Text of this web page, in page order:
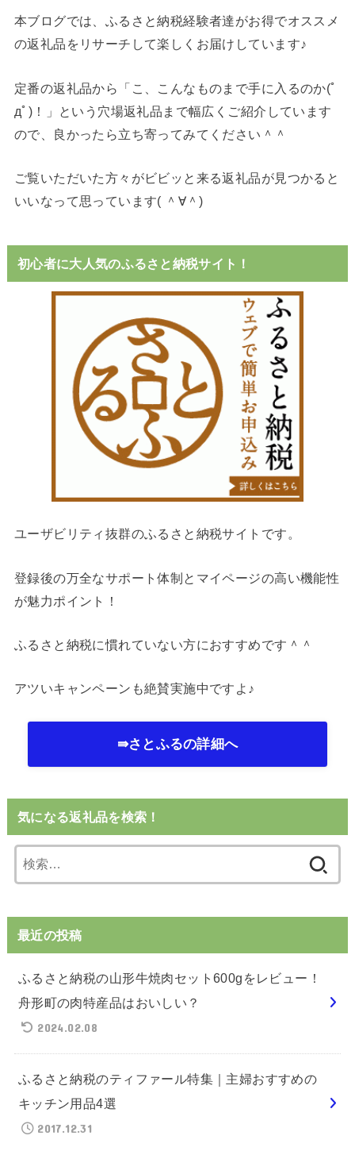
本ブログでは、ふるさと納税経験者達がお得でオススメ
の返礼品をリサーチして楽しくお届けしています♪
定番の返礼品から「こ、こんなものまで手に入るのか(ﾟ
дﾟ)！」という穴場返礼品まで幅広くご紹介しています
ので、良かったら立ち寄ってみてください＾＾
ご覧いただいた方々がビビッと来る返礼品が見つかると
いいなって思っています( ＾∀＾)
初心者に大人気のふるさと納税サイト！
ユーザビリティ抜群のふるさと納税サイトです。
登録後の万全なサポート体制とマイページの高い機能性
が魅力ポイント！
ふるさと納税に慣れていない方におすすめです＾＾
アツいキャンペーンも絶賛実施中ですよ♪
⇛さとふるの詳細へ
気になる返礼品を検索！
索:
最近の投稿
ふるさと納税の山形牛焼肉セット600gをレビュー！
舟形町の肉特産品はおいしい？
2024.02.08
ふるさと納税のティファール特集｜主婦おすすめの
キッチン用品4選
2017.12.31